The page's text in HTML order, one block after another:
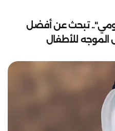
تبحث عن أفضل
الموجه للأطفال